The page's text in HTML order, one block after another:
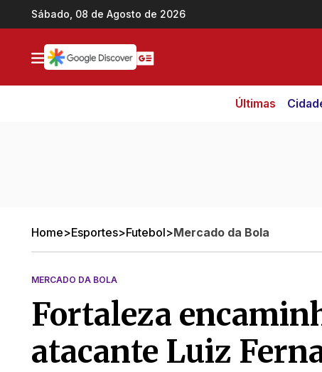
Ir direto pro conteúdo
Sábado, 08 de Agosto de 2026
Últimas
Home>Esportes>Futebol>Mercado da Bola
MERCADO DA BOLA
Fortaleza
atacante Luiz